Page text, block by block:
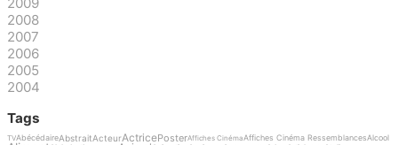
2008
2007
2006
2005
2004
Tags
TVAbécédaireAbstraitActeurActricePosterAffiches CinémaAffiches Cinéma RessemblancesAlcool